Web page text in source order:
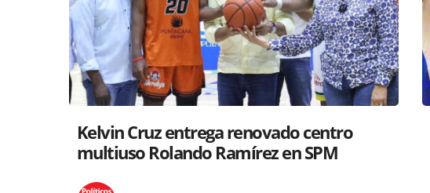
Santiago acoge exposición del Ministro de
Cultura sobre “El Poder de las Buenas